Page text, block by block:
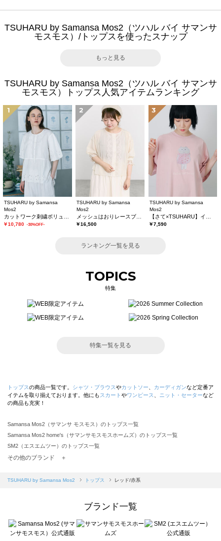
TSUHARU by Samansa Mos2（ツハル バイ サマンサ
モスモス）/トップスを使ったスナップ
もっと見る
TSUHARU by Samansa Mos2（ツハル バイ サマンサ
モスモス）トップス人気アイテムランキング
1
TSUHARU by Samansa
Mos2
￥10,780 -30%OFF-
2
TSUHARU by Samansa
Mos2
￥16,500
3
TSUHARU by Samansa
Mos2
￥7,590
ランキング一覧を見る
TOPICS
特集
特集一覧を見る
トップスの商品一覧です。 シャツ・ブラウスやカットソー カーディガンなど定番ア
イテムを取り揃えております。他にも スカート やワンピース ニット・セーターなど
の商品も充実！
Samansa Mos2（サマンサ モスモス）のトップス一覧
Samansa Mos2 home's（サマンサモスモスホームズ）のトップス一覧
SM2（エスエムツー）のトップス一覧
TSUHARU by Samansa Mos2（ツハルバイサマンサモスモス）のトップス一覧
Samansa Mos2 blue（サマンサモスモス ブルー）のトップス一覧
sō4ū（ソウフォーユー）のトップス一覧
Te chichi（テチチ）のトップス一覧
Te chichi CLASSIC（テチチ クラシック）のトップス一覧
その他のブランド ＋
TSUHARU by Samansa Mos2 トップス レッド/赤系
ブランド一覧